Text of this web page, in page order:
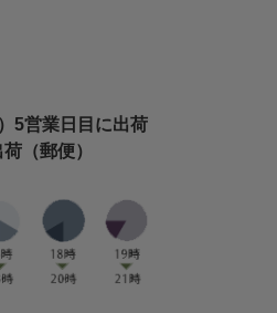
5営業日目に出荷
（郵便）